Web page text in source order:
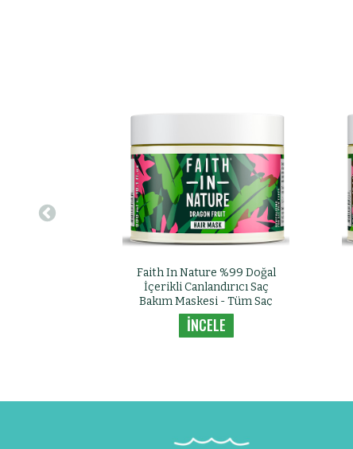
Faith In Nature %99 Doğal
İçerikli Canlandırıcı Saç
Bakım Maskesi - Tüm Saç
Tipleri İçin Ejder Meyvesi
İNCELE